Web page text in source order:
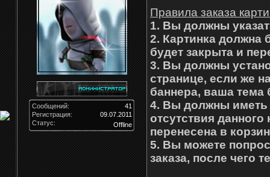
Сообщений:
41
Регистрация:
09.07.2011
Статус:
Offline
Правила заказа
1. Вы должны
2. Картинка должна
будет закрыта и
3. Вы должны
странице, если же
баннера, ваша тема
4. Вы должны иметь
отсутствия
перенесена в
5. Вы можете
заказа, после чего